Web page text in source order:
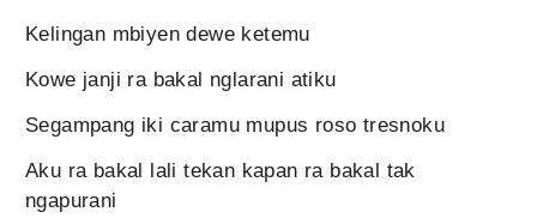
Kelingan mbiyen dewe ketemu
Kowe janji ra bakal nglarani atiku
Segampang iki caramu mupus roso tresnoku
Aku ra bakal lali tekan kapan ra bakal tak
ngapurani